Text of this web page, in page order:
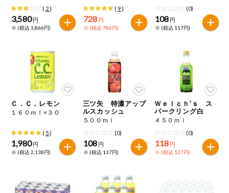
( 2)
3,580 円
※ (税込 3,866円)
( 9)
728 円
※ (税込 786円)
(0)
108 円
※ (税込 117円)
Ｃ．Ｃ．レモン
１６０ｍｌ×３０
( 5)
1,980 円
※ (税込 2,138円)
三ツ矢 特濃アップ
ルスカッシュ
５００ｍｌ
(0)
108 円
※ (税込 117円)
Ｗｅｌｃｈ’ｓ ス
パークリング白
４５０ｍｌ
(0)
118 円
※ (税込 127円)